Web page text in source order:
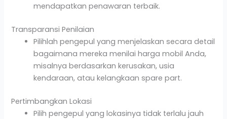
mendapatkan penawaran terbaik.
Transparansi Penilaian
Pilihlah pengepul yang menjelaskan secara detail
bagaimana mereka menilai harga mobil Anda,
misalnya berdasarkan kerusakan, usia
kendaraan, atau kelangkaan spare part.
Pertimbangkan Lokasi
Pilih pengepul yang lokasinya tidak terlalu jauh